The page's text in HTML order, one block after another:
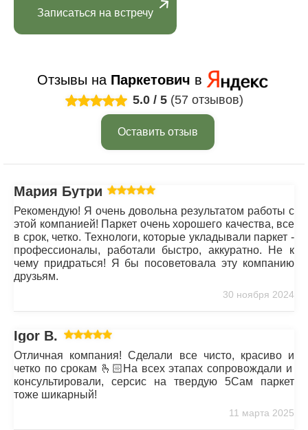
Записаться на встречу
Отзывы на Паркетович в
5.0 / 5 (57 отзывов)
Оставить отзыв
Мария Бутрим
Рекомендую! Я очень довольна результатом работы с
этой компанией! Паркет очень хорошего качества, все
в срок, четко. Технологи, которые укладывали паркет -
профессионалы, работали быстро, аккуратно. Не к
чему придраться! Я бы посоветовала эту компанию
друзьям.
30 ноября 2024
Igor B.
Отличная компания! Сделали все чисто, красиво и
четко по срокам 🫰🏻На всех этапах сопровождали и
консультировали, серсис на твердую 5Сам паркет
тоже шикарный!
11 марта 2025